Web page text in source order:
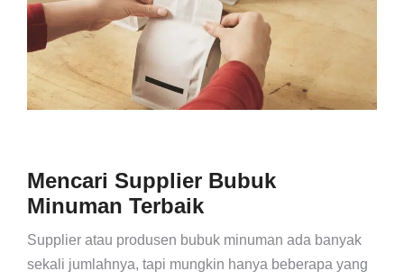
Mencari Supplier Bubuk
Minuman Terbaik
Supplier atau produsen bubuk minuman ada banyak
sekali jumlahnya, tapi mungkin hanya beberapa yang